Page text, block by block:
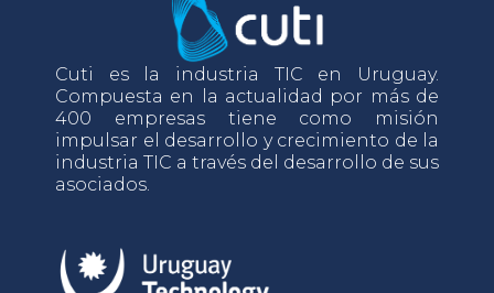
Cuti es la industria TIC en Uruguay.
Compuesta en la actualidad por más de
400 empresas tiene como misión
impulsar el desarrollo y crecimiento de la
industria TIC a través del desarrollo de sus
asociados.